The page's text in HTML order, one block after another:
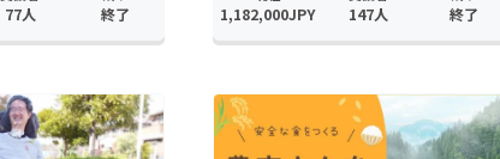
77人 終了 1,182,000JPY 147人 終了